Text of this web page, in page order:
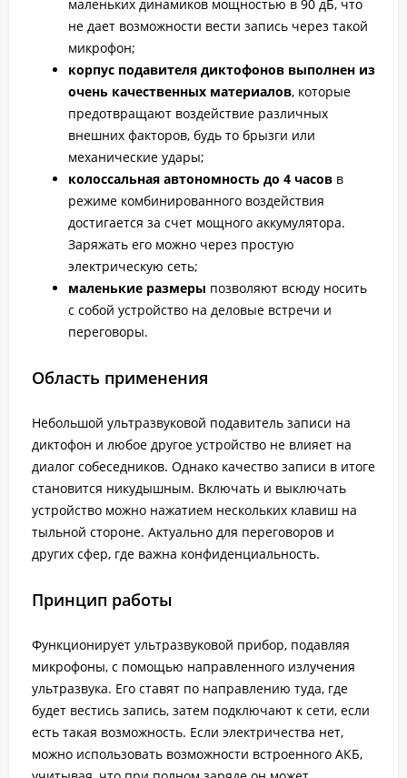
маленьких динамиков мощностью в 90 дБ, что
не дает возможности вести запись через такой
микрофон;
корпус подавителя диктофонов выполнен из
очень качественных материалов, которые
предотвращают воздействие различных
внешних факторов, будь то брызги или
механические удары;
колоссальная автономность до 4 часов в
режиме комбинированного воздействия
достигается за счет мощного аккумулятора.
Заряжать его можно через простую
электрическую сеть;
маленькие размеры позволяют всюду носить
с собой устройство на деловые встречи и
переговоры.
Область применения
Небольшой ультразвуковой подавитель записи на
диктофон и любое другое устройство не влияет на
диалог собеседников. Однако качество записи в итоге
становится никудышным. Включать и выключать
устройство можно нажатием нескольких клавиш на
тыльной стороне. Актуально для переговоров и
других сфер, где важна конфиденциальность.
Принцип работы
Функционирует ультразвуковой прибор, подавляя
микрофоны, с помощью направленного излучения
ультразвука. Его ставят по направлению туда, где
будет вестись запись, затем подключают к сети, если
есть такая возможность. Если электричества нет,
можно использовать возможности встроенного АКБ,